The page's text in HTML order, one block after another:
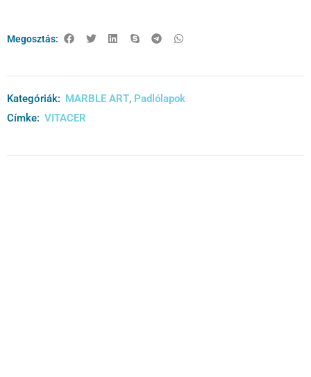
Megosztás:
Kategóriák: MARBLE ART, Padlólapok
Címke: VITACER